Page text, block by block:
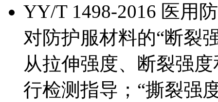
YY/T 1498-2016 医用
对防护服材料的“断裂
从拉伸强度、断裂强
行检测指导；“撕裂强